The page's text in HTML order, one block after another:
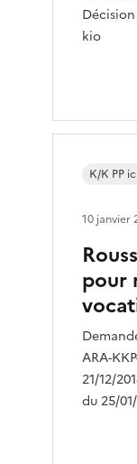
kio
pour
ARA-
21/12/
du 25/
K/K PP
10 janvier